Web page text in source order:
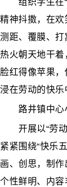
组织学生在“
精神抖擞，在欢
测距、覆膜、
热火朝天地干
脸红得像苹果
浸在劳动的快乐
路井镇中心
开展以“劳动
紧紧围绕“快乐
画、创思，制作
个性鲜明、内